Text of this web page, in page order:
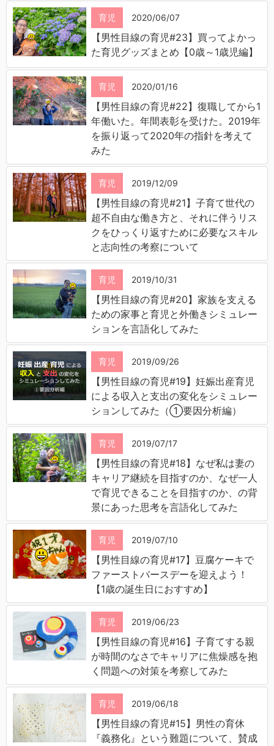
育児 2020/06/07
【男性目線の育児#23】買ってよかっ
た育児グッズまとめ【0歳～1歳児編】
育児 2020/01/16
【男性目線の育児#22】復職してから1
年働いた。年間表彰を受けた。2019年
を振り返って2020年の指針を考えて
みた
育児 2019/12/09
【男性目線の育児#21】子育て世代の
超不自由な働き方と、それに伴うリス
クをひっくり返すために必要なスキル
と志向性の考察について
育児 2019/10/31
【男性目線の育児#20】家族を支える
ための家事と育児と外働きシミュレー
ションを言語化してみた
育児 2019/09/26
【男性目線の育児#19】妊娠出産育児
による収入と支出の変化をシミュレー
ションしてみた（①要因分析編）
育児 2019/07/17
【男性目線の育児#18】なぜ私は妻の
キャリア継続を目指すのか、なぜ一人
で育児できることを目指すのか、の背
景にあった思考を言語化してみた
育児 2019/07/10
【男性目線の育児#17】豆腐ケーキで
ファーストバースデーを迎えよう！
【1歳の誕生日におすすめ】
育児 2019/06/23
【男性目線の育児#16】子育てする親
が時間のなさでキャリアに焦燥感を抱
く問題への対策を考察してみた
育児 2019/06/18
【男性目線の育児#15】男性の育休
『義務化』という難題について、賛成